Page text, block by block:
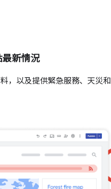
新情況
，以及提供緊急服務、天災和